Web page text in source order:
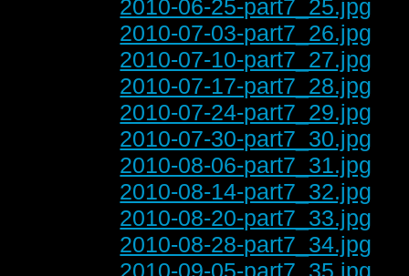
2010-06-25-part7_25.jpg
2010-07-03-part7_26.jpg
2010-07-10-part7_27.jpg
2010-07-17-part7_28.jpg
2010-07-24-part7_29.jpg
2010-07-30-part7_30.jpg
2010-08-06-part7_31.jpg
2010-08-14-part7_32.jpg
2010-08-20-part7_33.jpg
2010-08-28-part7_34.jpg
2010-09-05-part7_35.jpg